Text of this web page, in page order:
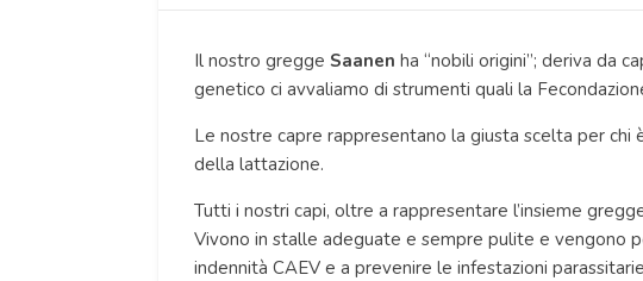
Il nostro gregge Saanen ha “nobili origini”; deriva da
genetico ci avvaliamo di strumenti quali la
Le nostre capre rappresentano la giusta scelta per
della lattazione.
Tutti i nostri capi, oltre a rappresentare l’insieme
Vivono in stalle adeguate e sempre pulite e vengono
indennità CAEV e a prevenire le infestazioni